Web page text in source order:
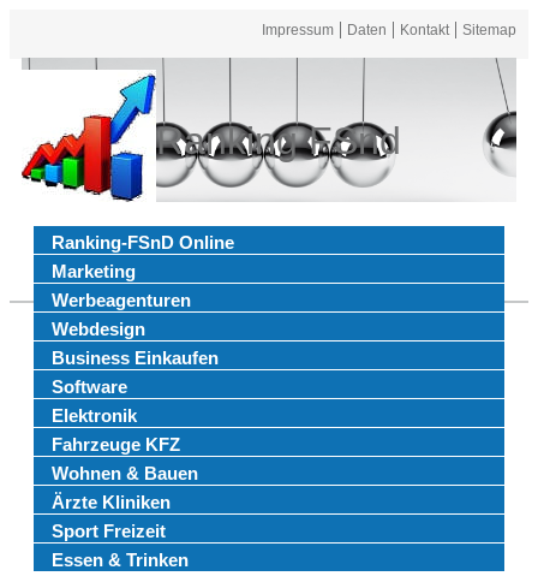
Impressum Daten Kontakt Sitemap
Ranking FSnd
Ranking-FSnD Online
Marketing
Werbeagenturen
Webdesign
Business Einkaufen
Software
Elektronik
Fahrzeuge KFZ
Wohnen & Bauen
Ärzte Kliniken
Sport Freizeit
Essen & Trinken